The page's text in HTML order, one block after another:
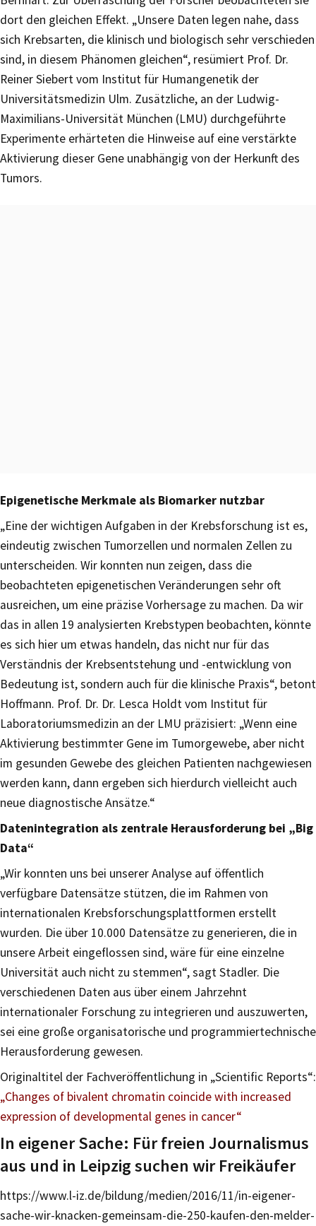
dort den gleichen Effekt. „Unsere Daten legen nahe, dass
sich Krebsarten, die klinisch und biologisch sehr verschieden
sind, in diesem Phänomen gleichen“, resümiert Prof. Dr.
Reiner Siebert vom Institut für Humangenetik der
Universitätsmedizin Ulm. Zusätzliche, an der Ludwig-
Maximilians-Universität München (LMU) durchgeführte
Experimente erhärteten die Hinweise auf eine verstärkte
Aktivierung dieser Gene unabhängig von der Herkunft des
Tumors.
Epigenetische Merkmale als Biomarker nutzbar
„Eine der wichtigen Aufgaben in der Krebsforschung ist es,
eindeutig zwischen Tumorzellen und normalen Zellen zu
unterscheiden. Wir konnten nun zeigen, dass die
beobachteten epigenetischen Veränderungen sehr oft
ausreichen, um eine präzise Vorhersage zu machen. Da wir
das in allen 19 analysierten Krebstypen beobachten, könnte
es sich hier um etwas handeln, das nicht nur für das
Verständnis der Krebsentstehung und -entwicklung von
Bedeutung ist, sondern auch für die klinische Praxis“, betont
Hoffmann. Prof. Dr. Dr. Lesca Holdt vom Institut für
Laboratoriumsmedizin an der LMU präzisiert: „Wenn eine
Aktivierung bestimmter Gene im Tumorgewebe, aber nicht
im gesunden Gewebe des gleichen Patienten nachgewiesen
werden kann, dann ergeben sich hierdurch vielleicht auch
neue diagnostische Ansätze.“
Datenintegration als zentrale Herausforderung bei „Big
Data“
„Wir konnten uns bei unserer Analyse auf öffentlich
verfügbare Datensätze stützen, die im Rahmen von
internationalen Krebsforschungsplattformen erstellt
wurden. Die über 10.000 Datensätze zu generieren, die in
unsere Arbeit eingeflossen sind, wäre für eine einzelne
Universität auch nicht zu stemmen“, sagt Stadler. Die
verschiedenen Daten aus über einem Jahrzehnt
internationaler Forschung zu integrieren und auszuwerten,
sei eine große organisatorische und programmiertechnische
Herausforderung gewesen.
Originaltitel der Fachveröffentlichung in „Scientific Reports“:
„Changes of bivalent chromatin coincide with increased
expression of developmental genes in cancer“
In eigener Sache: Für freien Journalismus
aus und in Leipzig suchen wir Freikäufer
https://www.l-iz.de/bildung/medien/2016/11/in-eigener-
sache-wir-knacken-gemeinsam-die-250-kaufen-den-melder-